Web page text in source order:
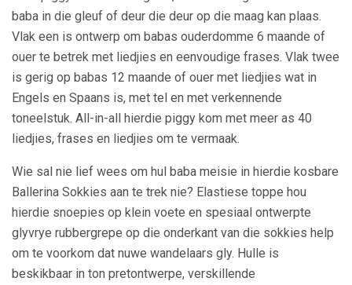
baba in die gleuf of deur die deur op die maag kan plaas.
Vlak een is ontwerp om babas ouderdomme 6 maande of
ouer te betrek met liedjies en eenvoudige frases. Vlak twee
is gerig op babas 12 maande of ouer met liedjies wat in
Engels en Spaans is, met tel en met verkennende
toneelstuk. All-in-all hierdie piggy kom met meer as 40
liedjies, frases en liedjies om te vermaak.
Wie sal nie lief wees om hul baba meisie in hierdie kosbare
Ballerina Sokkies aan te trek nie? Elastiese toppe hou
hierdie snoepies op klein voete en spesiaal ontwerpte
glyvrye rubbergrepe op die onderkant van die sokkies help
om te voorkom dat nuwe wandelaars gly. Hulle is
beskikbaar in ton pretontwerpe, verskillende